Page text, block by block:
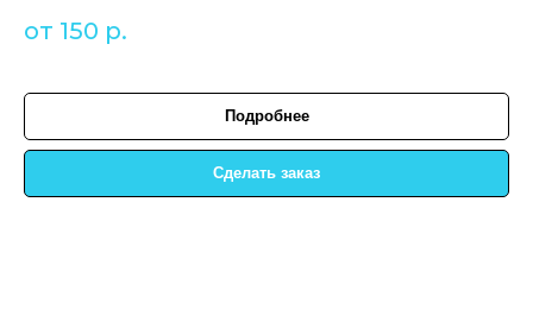
от 150 р.
Подробнее
Сделать заказ